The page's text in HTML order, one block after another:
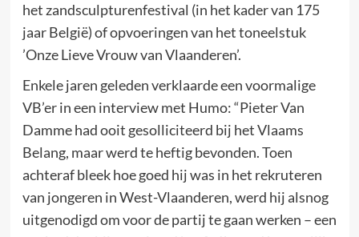
het zandsculpturenfestival (in het kader van 175
jaar België) of opvoeringen van het toneelstuk
’Onze Lieve Vrouw van Vlaanderen’.
Enkele jaren geleden verklaarde een voormalige
VB’er in een interview met Humo: “Pieter Van
Damme had ooit gesolliciteerd bij het Vlaams
Belang, maar werd te heftig bevonden. Toen
achteraf bleek hoe goed hij was in het rekruteren
van jongeren in West-Vlaanderen, werd hij alsnog
uitgenodigd om voor de partij te gaan werken – een